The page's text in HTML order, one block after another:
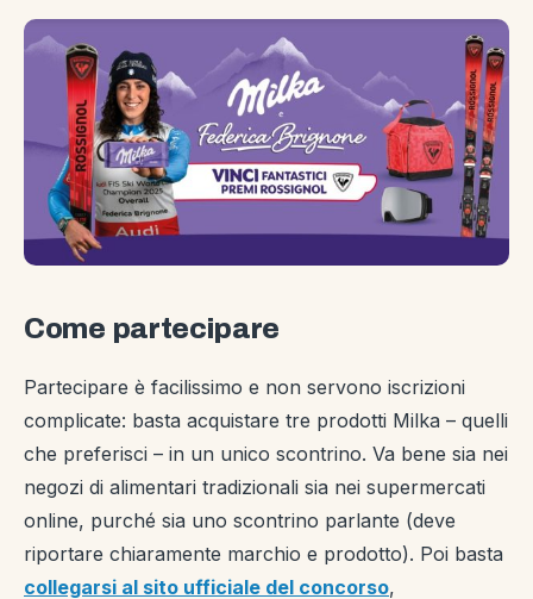
Come partecipare
Partecipare è facilissimo e non servono iscrizioni
complicate: basta acquistare tre prodotti Milka – quelli
che preferisci – in un unico scontrino. Va bene sia nei
negozi di alimentari tradizionali sia nei supermercati
online, purché sia uno scontrino parlante (deve
riportare chiaramente marchio e prodotto). Poi basta
collegarsi al sito ufficiale del concorso,